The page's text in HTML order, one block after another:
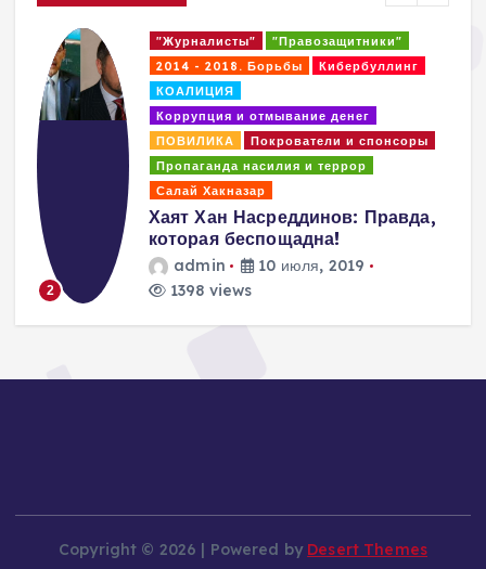
2
"Журналисты"
"Правозащитники"
2014 - 2018. Борьбы
Кибербуллинг
КОАЛИЦИЯ
Коррупция и отмывание денег
ПОВИЛИКА
Покрователи и спонсоры
Пропаганда насилия и террор
Салай Хакназар
Хаят Хан Насреддинов: Правда,
которая беспощадна!
admin
10 июля, 2019
1398 views
Copyright © 2026 | Powered by Desert Themes